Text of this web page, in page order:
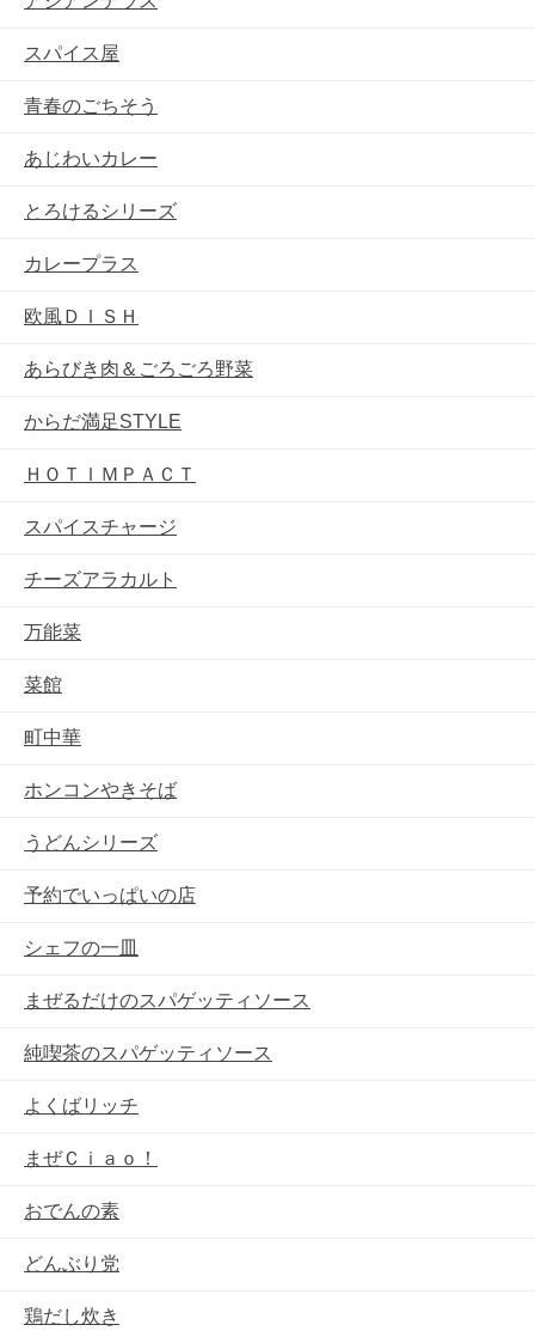
スパイス屋
青春のごちそう
あじわいカレー
とろけるシリーズ
カレープラス
欧風ＤＩＳＨ
あらびき肉＆ごろごろ野菜
からだ満足STYLE
ＨＯＴＩＭＰＡＣＴ
スパイスチャージ
チーズアラカルト
万能菜
菜館
町中華
ホンコンやきそば
うどんシリーズ
予約でいっぱいの店
シェフの一皿
まぜるだけのスパゲッティソース
純喫茶のスパゲッティソース
よくばリッチ
まぜＣｉａｏ！
おでんの素
どんぶり党
鶏だし炊き